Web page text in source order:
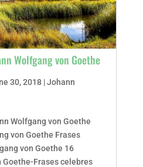
Wolfgang von Goethe
30, 2018|Johann
Wolfgang von Goethe
von Goethe Frases
von Goethe 16
Frases celebres